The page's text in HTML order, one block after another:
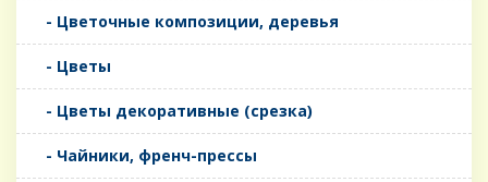
- Цветочные композиции, деревья
- Цветы
- Цветы декоративные (срезка)
- Чайники, френч-прессы